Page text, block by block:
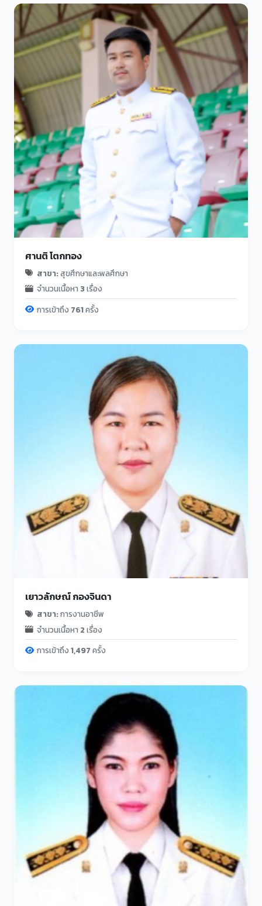
ศานติ โตกทอง
สาขา:สุขศึกษาและพลศึกษา
จำนวนเนื้อหา 3เรื่อง
การเข้าถึง 761ครั้ง
เยาวลักษณ์ กองจินดา
สาขา:การงานอาชีพ
จำนวนเนื้อหา 2 เรื่อง
การเข้าถึง1,497 ครั้ง